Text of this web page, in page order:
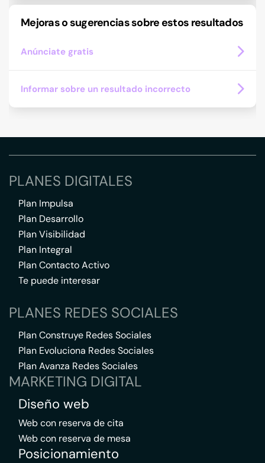
Mejoras o sugerencias sobre estos resultados
Anúnciate gratis
Informar sobre un resultado incorrecto
PLANES DIGITALES
Plan Impulsa
Plan Desarrollo
Plan Visibilidad
Plan Integral
Plan Contacto Activo
Te puede interesar
PLANES REDES SOCIALES
Plan Construye Redes Sociales
Plan Evoluciona Redes Sociales
Plan Avanza Redes Sociales
MARKETING DIGITAL
Diseño web
Web con reserva de cita
Web con reserva de mesa
Posicionamiento